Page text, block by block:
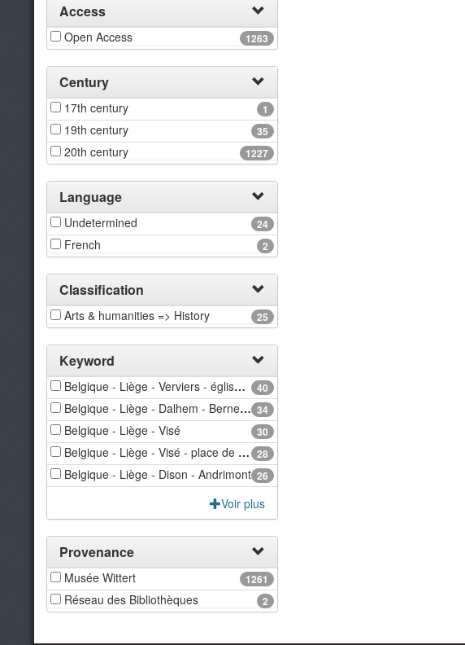
Access
1263
Open Access
Century
1
17th century
35
19th century
1227
20th century
Language
24
Undetermined
2
French
Classification
25
Arts & humanities => History
Keyword
40
Belgique - Liège - Verviers - église Saint-Remacle
34
Belgique - Liège - Dalhem - Berneau
30
Belgique - Liège - Visé
28
Belgique - Liège - Visé - place de l'église
26
Belgique - Liège - Dison - Andrimont
Voir plus
Provenance
1261
Musée Wittert
2
Réseau des Bibliothèques